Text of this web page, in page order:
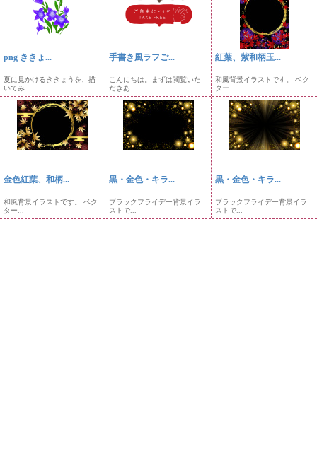
png ききょ...
夏に見かけるききょうを、描
いてみ...
手書き風ラフご...
こんにちは。まずは閲覧いた
だきあ...
紅葉、紫和柄玉...
和風背景イラストです。 ベク
ター...
金色紅葉、和柄...
和風背景イラストです。 ベク
ター...
黒・金色・キラ...
ブラックフライデー背景イラ
ストで...
黒・金色・キラ...
ブラックフライデー背景イラ
ストで...